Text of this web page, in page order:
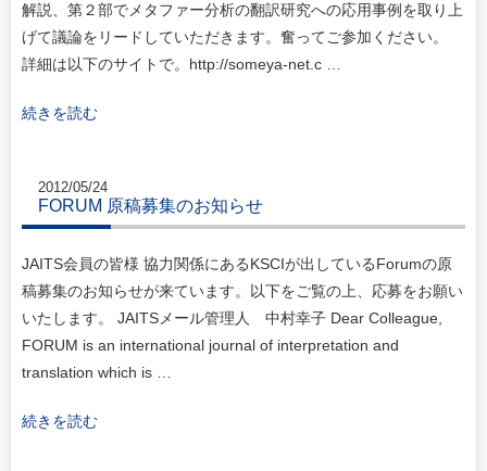
解説、第２部でメタファー分析の翻訳研究への応用事例を取り上
げて議論をリードしていただきます。奮ってご参加ください。
詳細は以下のサイトで。http://someya-net.c …
続きを読む
2012/05/24
FORUM 原稿募集のお知らせ
JAITS会員の皆様 協力関係にあるKSCIが出しているForumの原
稿募集のお知らせが来ています。以下をご覧の上、応募をお願い
いたします。 JAITSメール管理人 中村幸子 Dear Colleague,
FORUM is an international journal of interpretation and
translation which is …
続きを読む